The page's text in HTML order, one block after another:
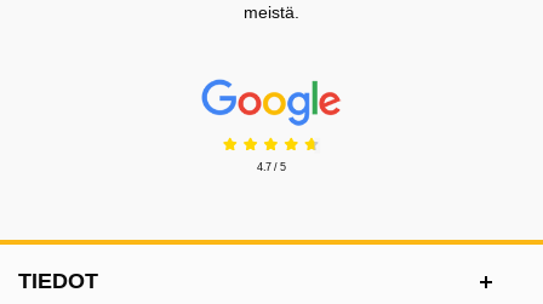
meistä.
Prisjakt Arvostelu: 4.7 Tähdet
4.7 / 5
TIEDOT